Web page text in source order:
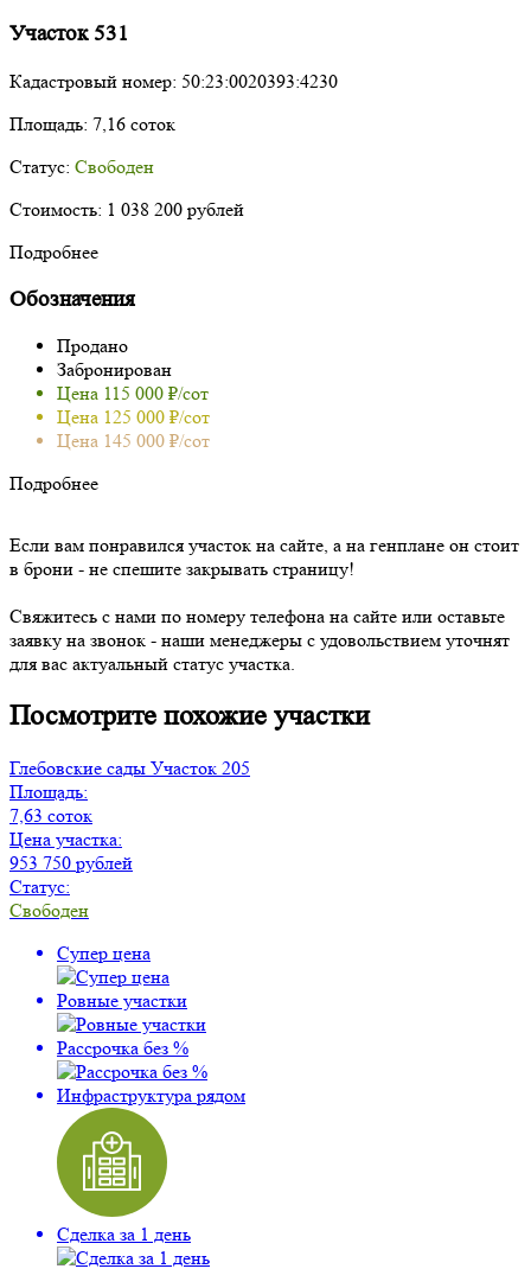
Участок 531
Кадастровый номер: 50:23:0020393:4230
Площадь: 7,16 соток
Статус: Свободен
Стоимость: 1 038 200 рублей
Подробнее
Обозначения
Продано
Забронирован
Цена 115 000 ₽/сот
Цена 125 000 ₽/сот
Цена 145 000 ₽/сот
Подробнее
Если вам понравился участок на сайте, а на генплане он стоит
в брони - не спешите закрывать страницу!
Свяжитесь с нами по номеру телефона на сайте или оставьте
заявку на звонок - наши менеджеры с удовольствием уточнят
для вас актуальный статус участка.
Посмотрите похожие участки
Глебовские сады Участок 205
Площадь:
7,63 соток
Цена участка:
953 750 рублей
Статус:
Свободен
Супер цена
Ровные участки
Рассрочка без %
Инфраструктура рядом
Сделка за 1 день